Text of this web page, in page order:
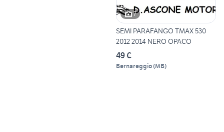
7
SEMI PARAFANGO TMAX 530
2012 2014 NERO OPACO
49 €
Bernareggio(MB)